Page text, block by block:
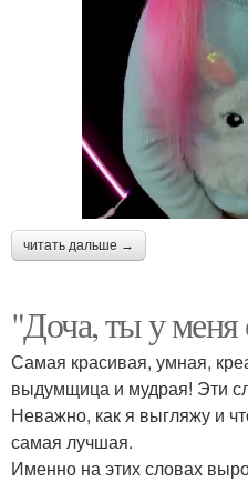
читать дальше →
"Доча, ты у
Самая красивая, умная,
выдумщица и мудрая! Эти
Неважно, как я выгляжу и
самая лучшая.
Именно на этих словах